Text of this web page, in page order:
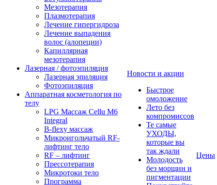
Мезотерапия
Плазмотерапия
Лечение гипергидроза
Лечение выпадения
волос (алопеции)
Капиллярная
мезотерапия
Лазерная / фотоэпиляция
Лазерная эпиляция
Фотоэпиляция
Аппаратная косметология по
телу
LPG Массаж Cellu M6
Integral
B-flexy массаж
Микроигольчатый RF-
лифтинг тело
RF – лифтинг
Прессотерапия
Микротоки тело
Программа
Новости и акции
Быстрое
омоложение
Лето без
компромиссов
Те самые
УХОДЫ,
которые вы
так ждали
Молодость
без морщин и
пигментации
Цены